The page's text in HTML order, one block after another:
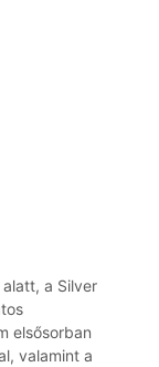
a Silver
elsősorban
valamint a